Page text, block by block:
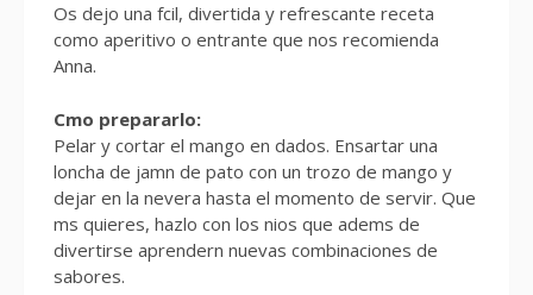
Os dejo una fcil, divertida y refrescante receta
como aperitivo o entrante que nos recomienda
Anna.
Cmo prepararlo:
Pelar y cortar el mango en dados. Ensartar una
loncha de jamn de pato con un trozo de mango y
dejar en la nevera hasta el momento de servir. Que
ms quieres, hazlo con los nios que adems de
divertirse aprendern nuevas combinaciones de
sabores.